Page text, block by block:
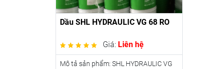
Dầu SHL HYDRAULIC VG 68 RO
Giá: Liên hệ
Mô tả sản phẩm: SHL HYDRAULIC VG